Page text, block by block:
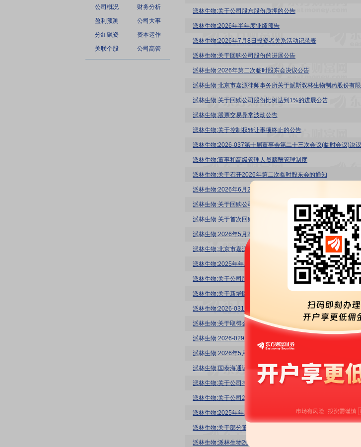
公司概况
财务分析
盈利预测
公司大事
分红融资
资本运作
关联个股
公司高管
派林生物:关于公司股东股份质押的公告
派林生物:2026年半年度业绩预告
派林生物:2026年7月8日投资者关系活动记录表
派林生物:关于回购公司股份的进展公告
派林生物:2026年第二次临时股东会决议公告
派林生物:关于回购公司股份比例达到1%的进展公告
派林生物:股票交易异常波动公告
派林生物:关于控制权转让事项终止的公告
派林生物:2026-037第十届董事会第二十三次会议(临时会议)决
派林生物:董事和高级管理人员薪酬管理制度
派林生物:关于召开2026年第二次临时股东会的通知
派林生物:2026年6月2日投资者关系活动记录表
派林生物:关于回购公司股份的进展公告
派林生物:关于首次回购股份及回购进展的公告
派林生物:2026年5月22日投资者关系活动记录表
派林生物:2025年年度股东会决议公告
派林生物:关于公司股东股份质押的公告
派林生物:关于新增回购专用证券账户的公告
派林生物:2026-031关于参加山西辖区上市公司2026年投资者
派林生物:关于取得金融机构股票回购专项贷款承诺函的公告
派林生物:2026-029关于回购股份事项前十名股东及前十名无限
派林生物:2026年5月11日投资者关系活动记录表
派林生物:关于公司控股股东股份解除质押的公告
派林生物:关于公司2025年度计提资产减值准备的公告
派林生物:2025年年度报告
派林生物:关于部分董事、高级管理人员对定期报告有异议的说明
派林生物:派林生物2025年度董事会工作报告